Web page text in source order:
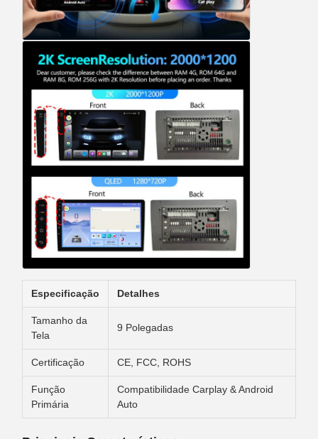
Especificação Detalhes
Tamanho da
Tela
9 Polegadas
Certificação CE, FCC, ROHS
Função
Primária
Compatibilidade Carplay & Android
Auto